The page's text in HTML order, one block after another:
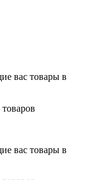
вас товары в
вас товары в